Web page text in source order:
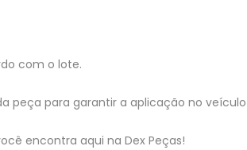
com o lote.
peça para garantir a aplicação no
encontra aqui na Dex Peças!